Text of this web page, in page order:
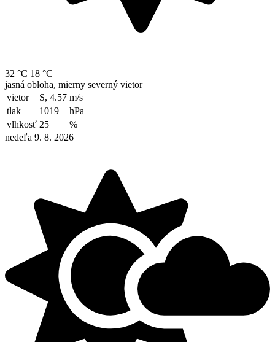
32 °C 18 °C
jasná obloha, mierny severný vietor
vietor
S, 4.57 m/s
tlak
1019
hPa
vlhkosť 25
%
nedeľa 9. 8. 2026